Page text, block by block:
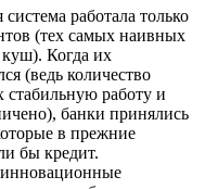
работала только
(тех самых наивных
Когда их
(ведь количество
работу и
банки принялись
в прежние
бы кредит.